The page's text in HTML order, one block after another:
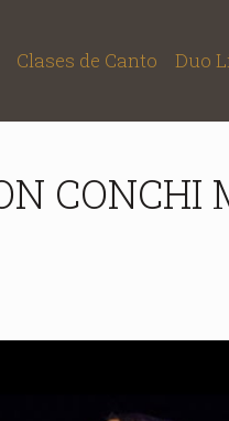
Clases de Canto Duo
CONCHI